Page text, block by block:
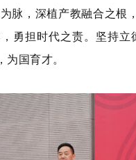
脉，深植产教融合之根 ，
，勇担时代之责。坚持立
为国育才。